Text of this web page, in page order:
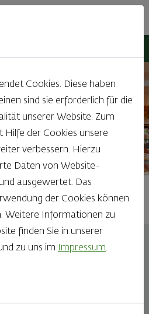
Backstuben
Backstuben
Backstuben
Backstuben
in unserer Filiale in der
Cookies. Diese haben
sind sie erforderlich für die
unserer Website. Zum
der Cookies unsere
verbessern. Hierzu
Daten von Website-
ausgewertet. Das
der Cookies können
Weitere Informationen zu
finden Sie in unserer
zu uns im Impressum.